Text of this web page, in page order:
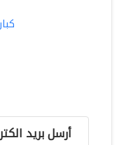
أرسل بريد